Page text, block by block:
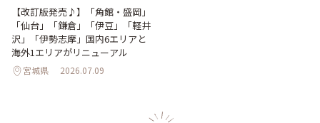
【改訂版発売♪】「角館・盛岡」
「仙台」「鎌倉」「伊豆」「軽井
沢」「伊勢志摩」国内6エリアと
海外1エリアがリニューアル
宮城県 2026.07.09